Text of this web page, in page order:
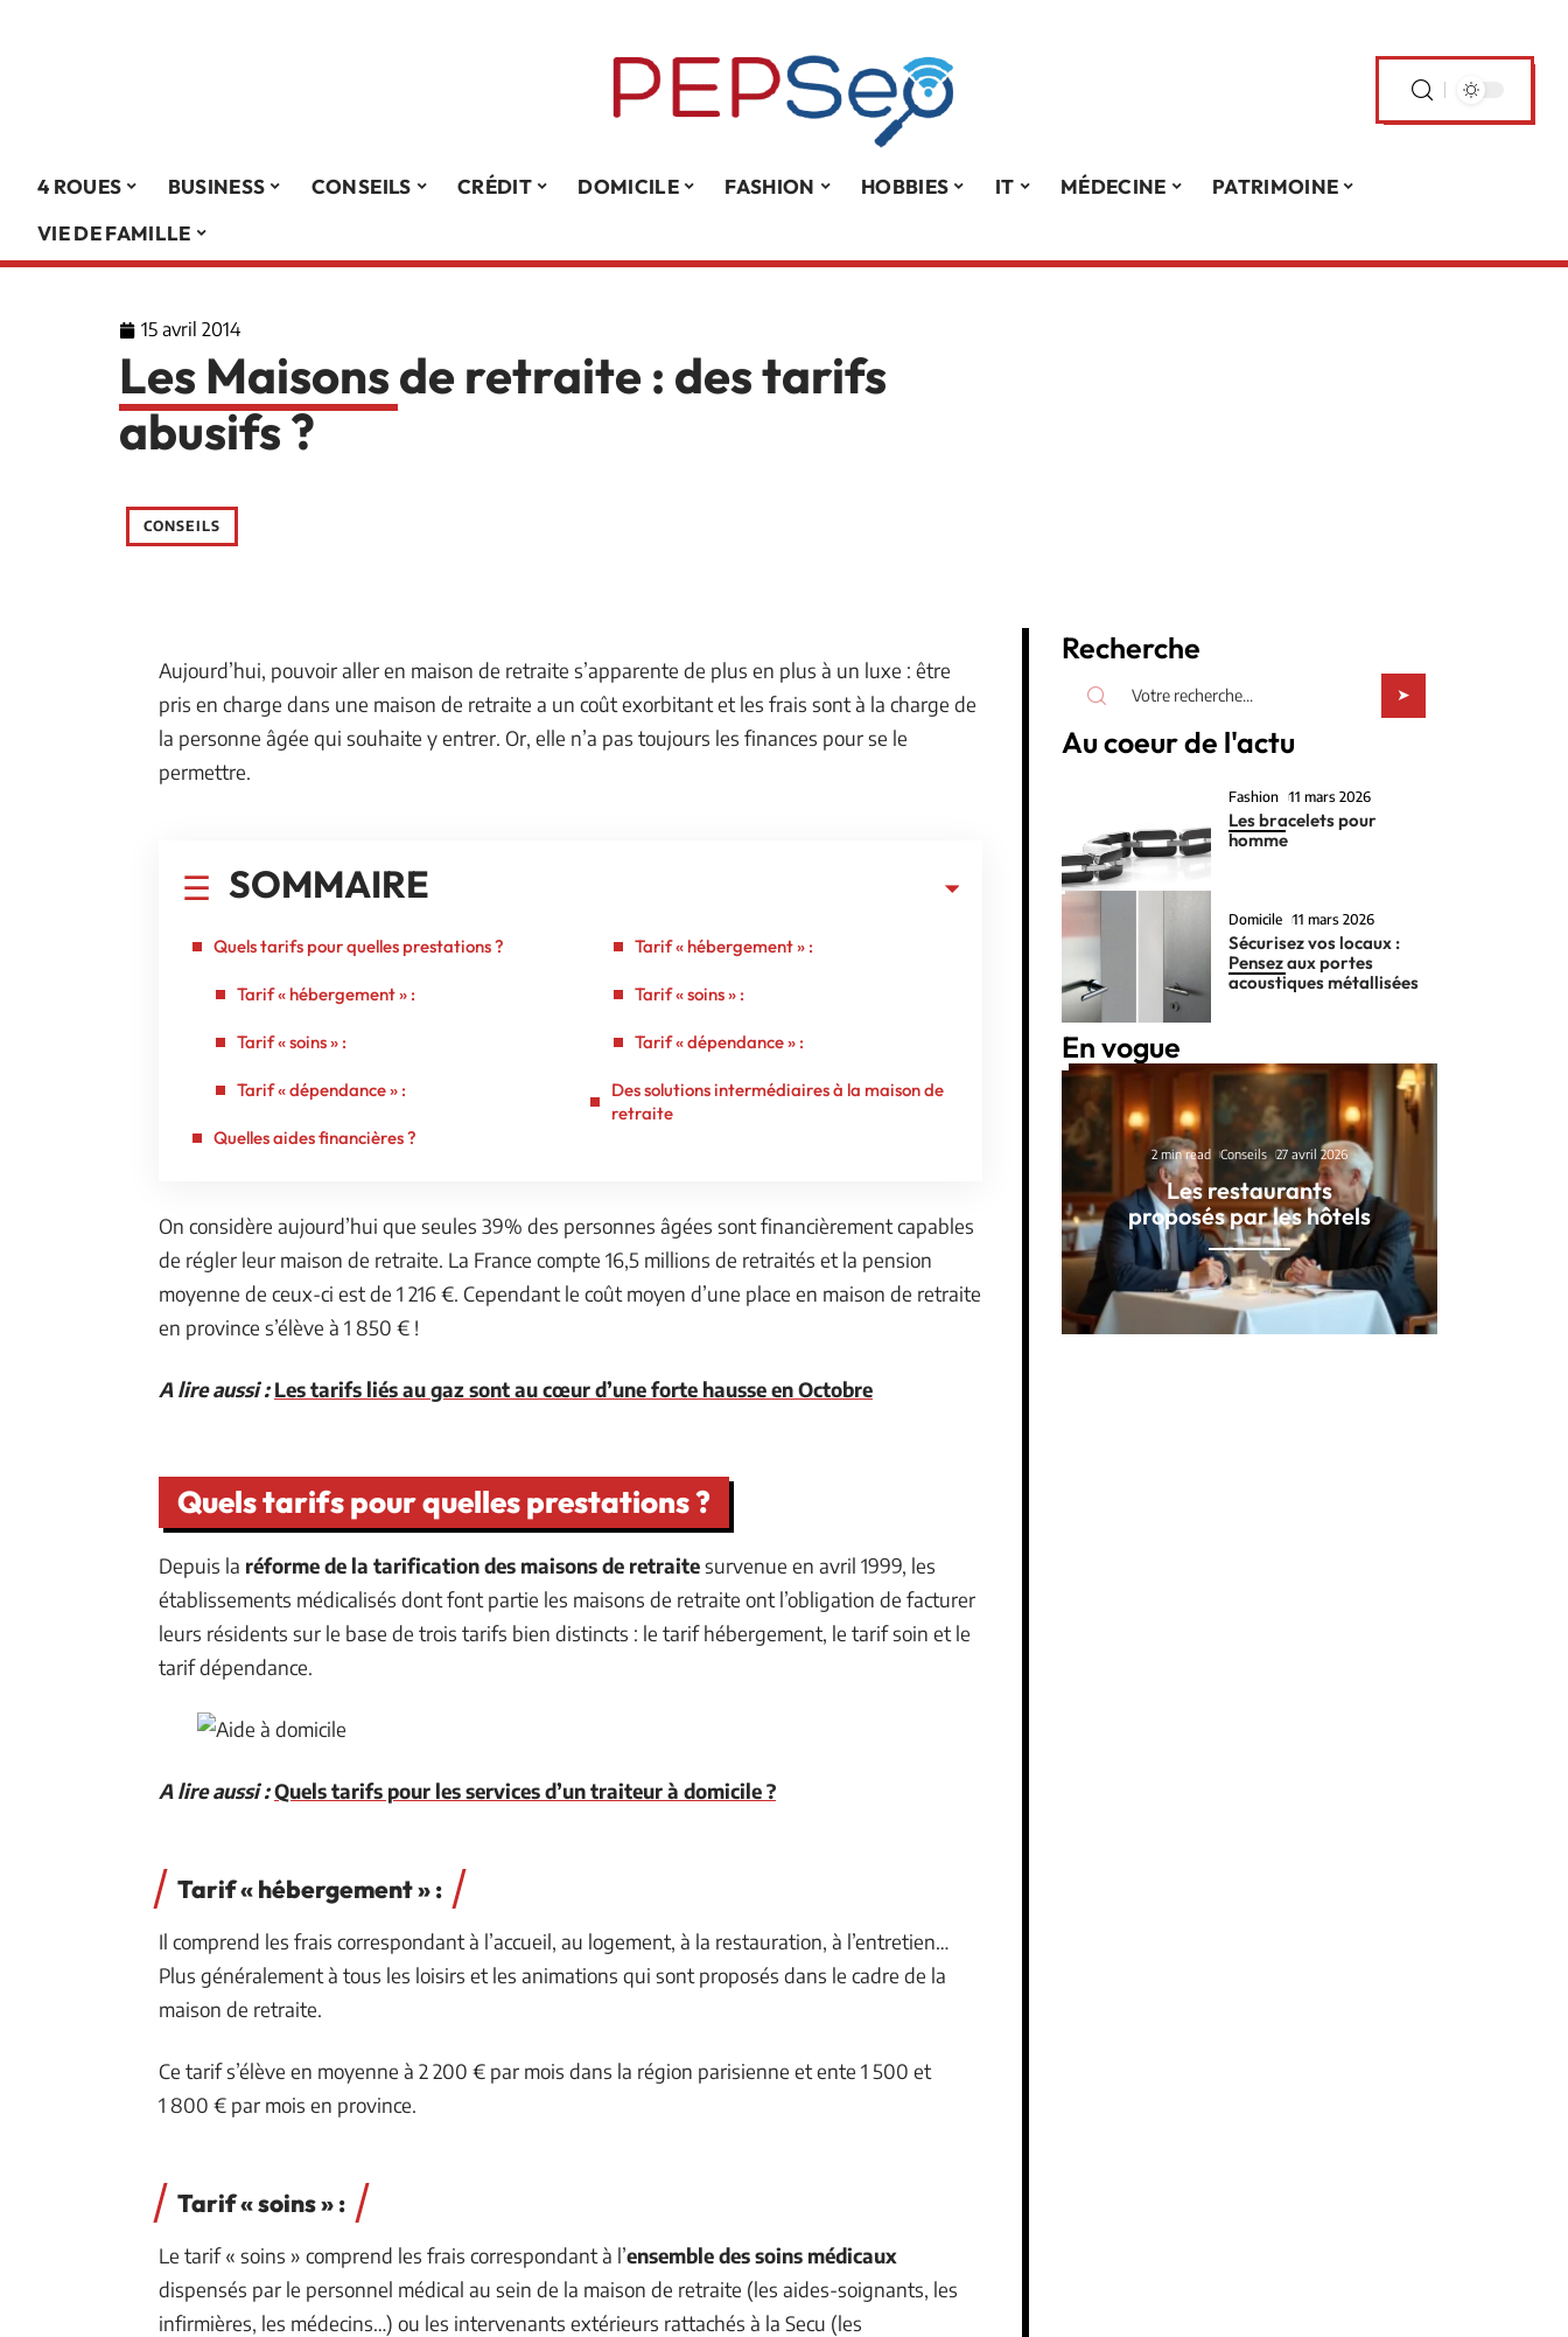
4 ROUES BUSINESS CONSEILS CRÉDIT DOMICILE FASHION HOBBIES IT MÉDECINE
PATRIMOINE
VIE DE FAMILLE
15 avril 2014
Les Maisons de retraite : des tarifs
abusifs ?
CONSEILS
Aujourd’hui, pouvoir aller en maison de retraite s’apparente de plus en plus à un luxe : être
pris en charge dans une maison de retraite a un coût exorbitant et les frais sont à la charge de
la personne âgée qui souhaite y entrer. Or, elle n’a pas toujours les finances pour se le
permettre.
SOMMAIRE
Quels tarifs pour quelles prestations ?
Tarif « hébergement » :
Tarif « soins » :
Tarif « dépendance » :
Quelles aides financières ?
Tarif « hébergement » :
Tarif « soins » :
Tarif « dépendance » :
Des solutions intermédiaires à la maison de
retraite
On considère aujourd’hui que seules 39% des personnes âgées sont financièrement capables
de régler leur maison de retraite. La France compte 16,5 millions de retraités et la pension
moyenne de ceux-ci est de 1 216 €. Cependant le coût moyen d’une place en maison de retraite
en province s’élève à 1 850 € !
A lire aussi : Les tarifs liés au gaz sont au cœur d’une forte hausse en Octobre
Quels tarifs pour quelles prestations ?
Depuis la réforme de la tarification des maisons de retraitesurvenue en avril 1999, les
établissements médicalisés dont font partie les maisons de retraite ont l’obligation de facturer
leurs résidents sur le base de trois tarifs bien distincts : le tarif hébergement, le tarif soin et le
tarif dépendance.
A lire aussi :Quels tarifs pour les services d’un traiteur à domicile ?
Tarif « hébergement » :
Il comprend les frais correspondant à l’accueil, au logement, à la restauration, à l’entretien…
Plus généralement à tous les loisirs et les animations qui sont proposés dans le cadre de la
maison de retraite.
Ce tarif s’élève en moyenne à 2 200 € par mois dans la région parisienne et ente 1 500 et
1 800 € par mois en province.
Tarif « soins » :
Le tarif « soins » comprend les frais correspondant à l’ensemble des soins médicaux
dispensés par le personnel médical au sein de la maison de retraite (les aides-soignants, les
infirmières, les médecins…) ou les intervenants extérieurs rattachés à la Secu (les
Recherche
Au coeur de l'actu
Fashion 11 mars 2026
Les bracelets pour
homme
Domicile 11 mars 2026
Sécurisez vos locaux :
Pensez aux portes
acoustiques métallisées
En vogue
2 min read Conseils 27 avril 2026
Les restaurants
proposés par les hôtels